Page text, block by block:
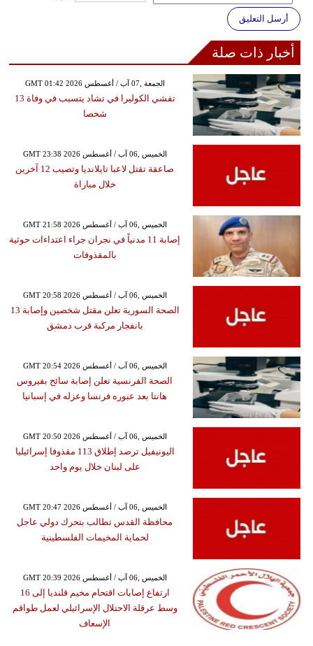
أرسل التعليق
أخبار ذات صلة
GMT 01:42 2026 الجمعة ,07 آب / أغسطس
تفشي الكوليرا في تشاد يتسبب في وفاة 13
شخصا
GMT 23:38 2026 الخميس ,06 آب / أغسطس
صاعقة تقتل لاعبا تايلانديا وتصيب 12 آخرين
خلال مباراة
GMT 21:58 2026 الخميس ,06 آب / أغسطس
إصابة 11 مدنياً في نجران جراء اعتداءات حوثية
بالمقذوفات
GMT 20:58 2026 الخميس ,06 آب / أغسطس
الصحة السورية تعلن مقتل شخصين وإصابة 13
بانفجار مركبة قرب دمشق
GMT 20:54 2026 الخميس ,06 آب / أغسطس
الصحة الفرنسية تعلن إصابة سائح بفيروس
هانتا بعد عبوره فرنسا وعزله في إسبانيا
GMT 20:50 2026 الخميس ,06 آب / أغسطس
اليونيفيل ترصد إطلاق 113 مقذوفا إسرائيليا
على لبنان خلال يوم واحد
GMT 20:47 2026 الخميس ,06 آب / أغسطس
محافظة القدس تطالب بتحرك دولي عاجل
لحماية المخيمات الفلسطينية
GMT 20:39 2026 الخميس ,06 آب / أغسطس
ارتفاع إصابات اقتحام مخيم قلنديا إلى 16
وسط عرقلة الاحتلال الإسرائيلي لعمل طواقم
الإسعاف